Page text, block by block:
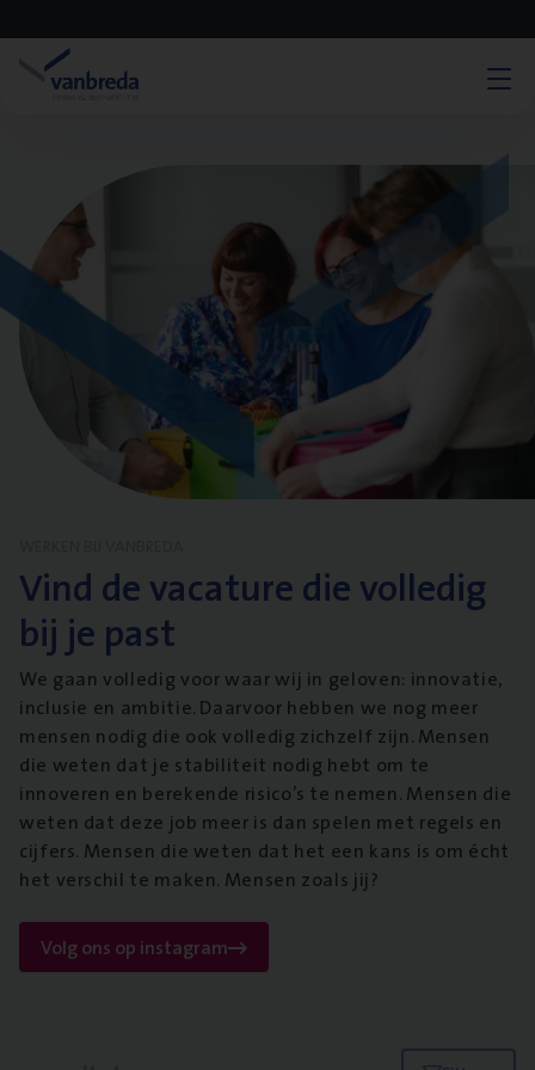
Vind de vacature die volledig
bij je past
We gaan volledig voor waar wij in geloven: innovatie,
inclusie en ambitie. Daarvoor hebben we nog meer
mensen nodig die ook volledig zichzelf zijn. Mensen
die weten dat je stabiliteit nodig hebt om te
innoveren en berekende risico’s te nemen. Mensen die
weten dat deze job meer is dan spelen met regels en
cijfers. Mensen die weten dat het een kans is om écht
het verschil te maken. Mensen zoals jij?
Volg ons op instagram